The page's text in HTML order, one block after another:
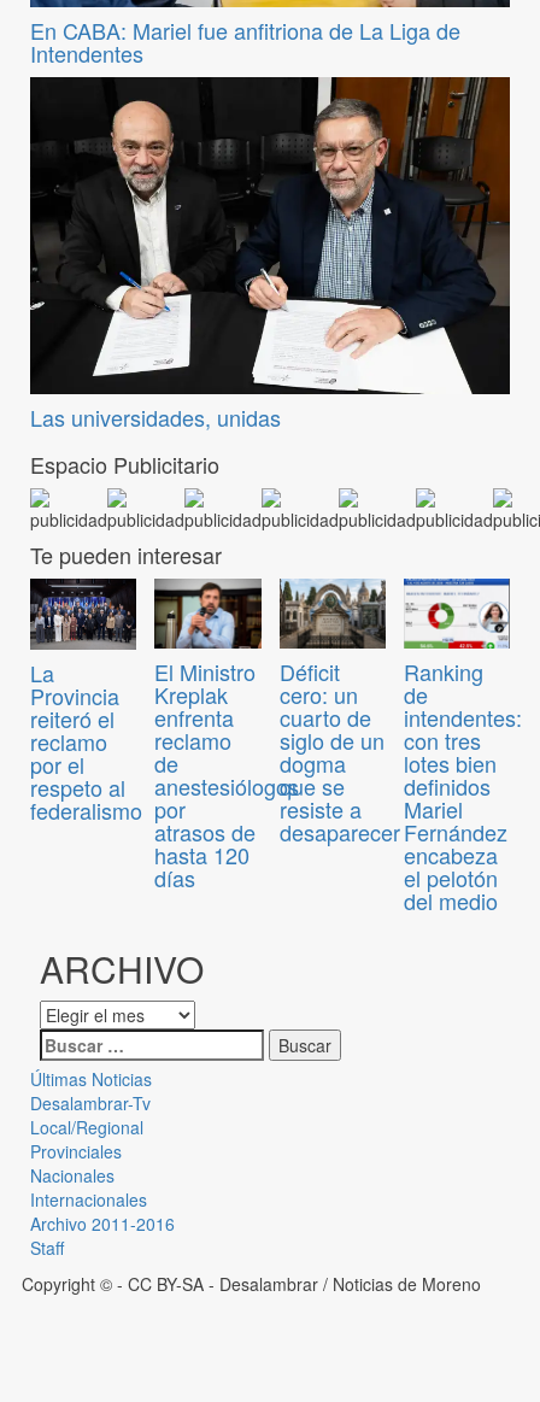
En CABA: Mariel fue anfitriona de La Liga de
Intendentes
Las universidades, unidas
Espacio Publicitario
Te pueden interesar
La
Provincia
reiteró el
reclamo
por el
respeto al
federalismo
El Ministro
Kreplak
enfrenta
reclamo
de
anestesiólogos
por
atrasos de
hasta 120
días
Déficit
cero: un
cuarto de
siglo de un
dogma
que se
resiste a
desaparecer
Ranking
de
intendentes:
con tres
lotes bien
definidos
Mariel
Fernández
encabeza
el pelotón
del medio
ARCHIVO
Últimas Noticias
Desalambrar-Tv
Local/Regional
Provinciales
Nacionales
Internacionales
Archivo 2011-2016
Staff
Copyright © - CC BY-SA - Desalambrar / Noticias de Moreno